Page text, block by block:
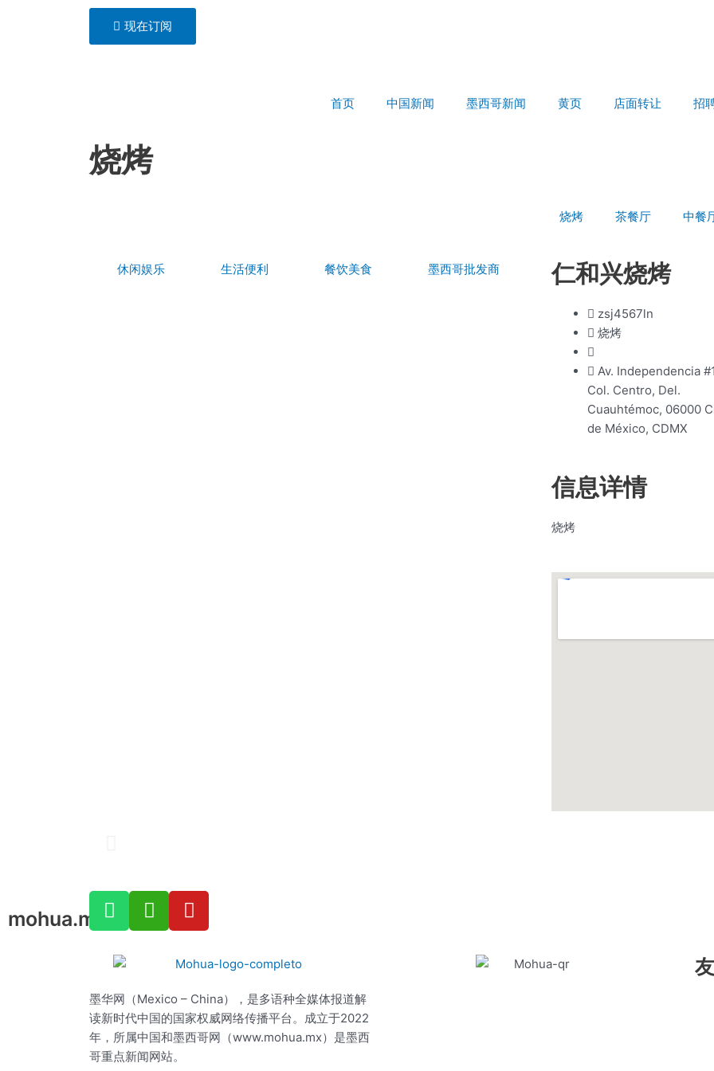
现在订阅
首页 中国新闻 墨西哥新闻 黄页 店面转让 招
烧烤
烧烤 茶餐厅 中餐
休闲娱乐 生活便利 餐饮美食 墨西哥批发商 仁和兴烧烤
zsj4567ln
烧烤
Av. Independencia
Col. Centro, Del.
Cuauhtémoc, 06000
de México, CDMX
信息详情
烧烤
v
i
o
u
s
W
h
t
a
p
p
W
e
n
Y
o
t
b
e
mohua.mx
墨华网（Mexico – China），是多语种全媒体报道解
读新时代中国的国家权威网络传播平台。成立于2022
年，所属中国和墨西哥网（www.mohua.mx）是墨西
哥重点新闻网站。